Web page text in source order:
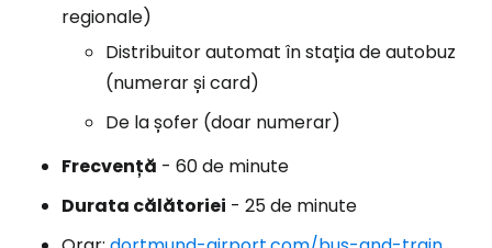
regionale)
Distribuitor automat în stația de autobuz
(numerar și card)
De la șofer (doar numerar)
Frecvență - 60 de minute
Durata călătoriei - 25 de minute